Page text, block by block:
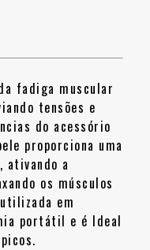
fadiga muscular
tensões e
do acessório
proporciona uma
ativando a
os músculos
em
portátil e é Ideal